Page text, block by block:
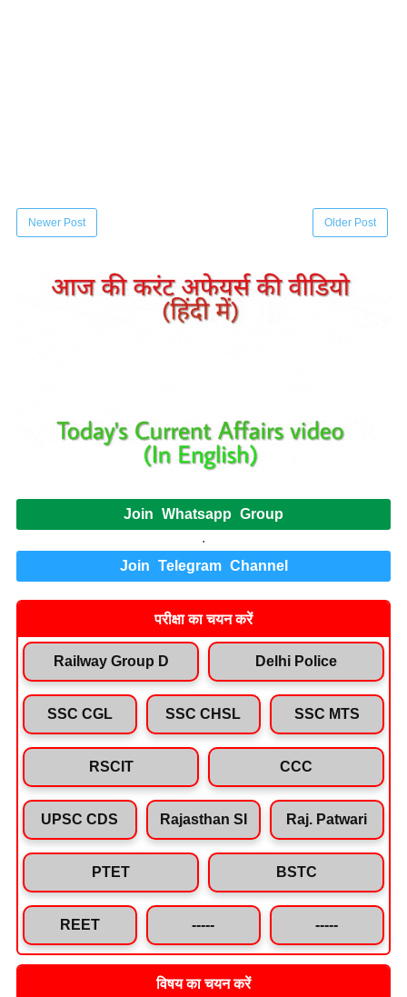
Newer Post Older Post
Join Whatsapp Group
.
Join Telegram Channel
परीक्षा का चयन करें
Railway Group D Delhi Police
SSC CGL SSC CHSL SSC MTS
RSCIT CCC
UPSC CDS Rajasthan SI Raj. Patwari
PTET BSTC
REET ----- -----
विषय का चयन करें